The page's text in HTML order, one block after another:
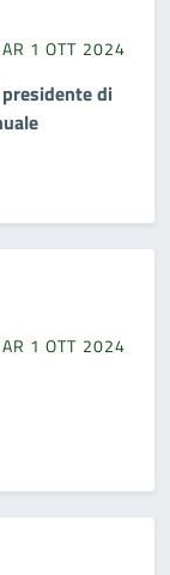
1 OTT 2024
di
1 OTT 2024